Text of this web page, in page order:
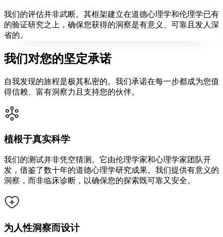
我们的评估并非武断。其框架建立在道德心理学和伦理学已有
的验证研究之上，确保您获得的洞察是有意义、可靠且发人深
省的。
我们对您的坚定承诺
自我发现的旅程是极其私密的。我们承诺在每一步都成为您值
得信赖、富有洞察力且支持您的伙伴。
植根于真实科学
我们的测试并非凭空猜测。它由伦理学家和心理学家团队开
发，借鉴了数十年的道德心理学研究成果。我们提供有意义的
洞察，而非临床诊断，以确保您的探索既可靠又安全。
为人性洞察而设计